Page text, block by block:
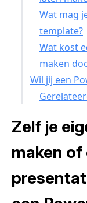
Wat mag
template?
Wat kost
maken
Wil jij een
Zelf je
maken of